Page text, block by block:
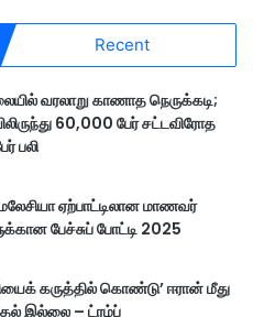
Recent
வரலாறு காணாத நெருக்கடி;
60,000 பேர் சட்டவிரோத
பலி
ஏற்பாட்டிலான மாணவர்
பேச்சுப் போட்டி 2025
கருத்தில் கொண்டு’ ஈரான் மீது
இல்லை – ட்ரம்ப்